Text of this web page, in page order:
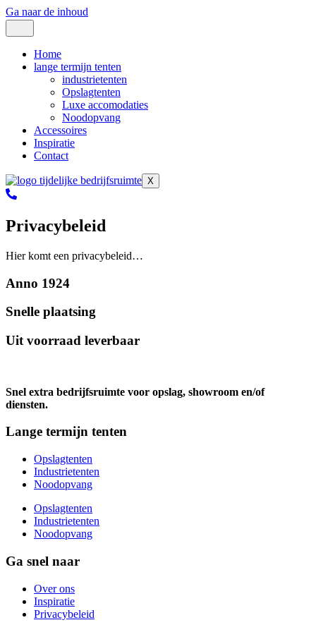
Ga naar de inhoud
Home
lange termijn tenten
industrietenten
Opslagtenten
Luxe accomodaties
Noodopvang
Accessoires
Inspiratie
Contact
X
Privacybeleid
Hier komt een privacybeleid…
Anno 1924
Snelle plaatsing
Uit voorraad leverbaar
Snel extra bedrijfsruimte voor opslag, showroom en/of
diensten.
Lange termijn tenten
Opslagtenten
Industrietenten
Noodopvang
Opslagtenten
Industrietenten
Noodopvang
Ga snel naar
Over ons
Inspiratie
Privacybeleid